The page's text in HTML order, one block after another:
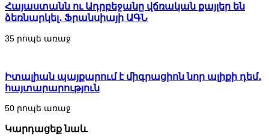
Հայաստանն ու Ադրբեջանը վճռական քայլեր են
ձեռնարկել․ Ֆրանսիայի ԱԳՆ
35 րոպե առաջ
Իտալիան պայքարում է միգրացիոն նոր ալիքի դեմ․
հայտարարություն
50 րոպե առաջ
Կարդացեք նաև